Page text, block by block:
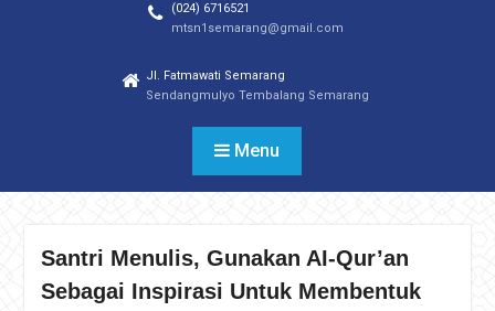
(024) 6716521
mtsn1semarang@gmail.com
Jl. Fatmawati Semarang
Sendangmulyo Tembalang Semarang
Menu
Santri Menulis, Gunakan AI-Qur’an
Sebagai Inspirasi Untuk Membentuk